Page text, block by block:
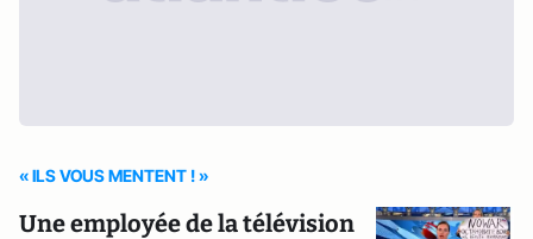
« ILS VOUS MENTENT ! »
Une employée de la télévision